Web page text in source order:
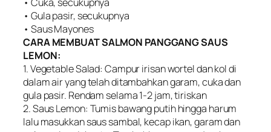
• Gula pasir, secukupnya
• Saus Mayones
CARA MEMBUAT SALMON PANGGANG SAUS
LEMON:
1. Vegetable Salad: Campur irisan wortel dan kol di
dalam air yang telah ditambahkan garam, cuka dan
gula pasir. Rendam selama 1-2 jam, tiriskan
2. Saus Lemon: Tumis bawang putih hingga harum
lalu masukkan saus sambal, kecap ikan, garam dan